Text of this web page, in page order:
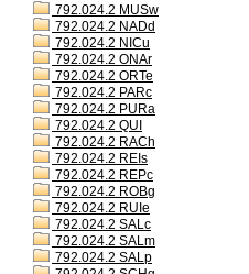
792.024.2 MUSw
792.024.2 NADd
792.024.2 NICu
792.024.2 ONAr
792.024.2 ORTe
792.024.2 PARc
792.024.2 PURa
792.024.2 QUI
792.024.2 RACh
792.024.2 REIs
792.024.2 REPc
792.024.2 ROBg
792.024.2 RUIe
792.024.2 SALc
792.024.2 SALm
792.024.2 SALp